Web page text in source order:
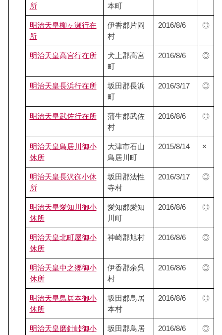
所
本町
明治天皇柳ヶ瀬行在
所
伊香郡片岡
村
2016/8/6 ◎
明治天皇高宮行在所
犬上郡高宮
町
2016/8/6 ◎
明治天皇長浜行在所
坂田郡長浜
町
2016/3/17 ◎
明治天皇武佐行在所
蒲生郡武佐
村
2016/8/6 ◎
明治天皇鳥居川御小
休所
大津市石山
鳥居川町
2015/8/14 ×
明治天皇長沢御小休
所
坂田郡法性
寺村
2016/3/17 ◎
明治天皇愛知川御小
休所
愛知郡愛知
川町
2016/8/6 ◎
明治天皇北町屋御小
休所
神崎郡旭村 2016/8/6 ◎
明治天皇中之郷御小
休所
伊香郡余呉
村
2016/8/6 ◎
明治天皇鳥居本御小
休所
坂田郡鳥居
本村
2016/8/6 ◎
明治天皇磨針峠御小
坂田郡鳥居
2016/8/6 ◎